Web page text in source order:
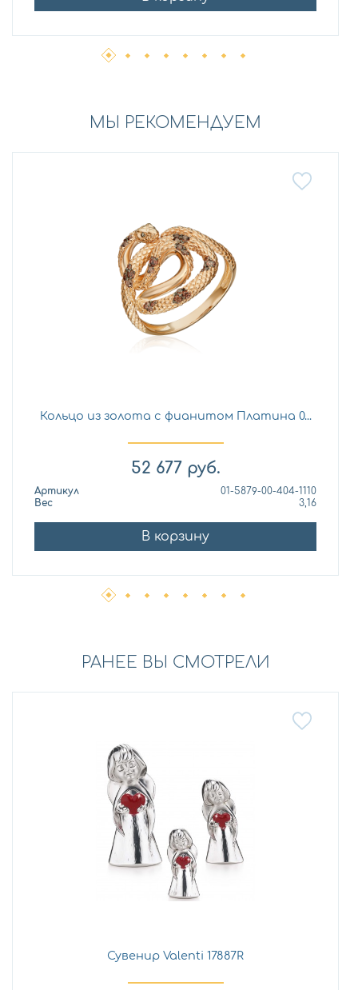
МЫ РЕКОМЕНДУЕМ
Кольцо из золота с фианитом Платина 0...
52 677 руб.
Артикул
01-5879-00-404-1110
Вес
3,16
В корзину
РАНЕЕ ВЫ СМОТРЕЛИ
Сувенир Valenti 17887R